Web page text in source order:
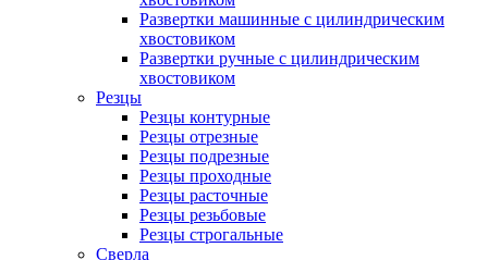
Развертки машинные с цилиндрическим
хвостовиком
Развертки ручные с цилиндрическим
хвостовиком
Резцы
Резцы контурные
Резцы отрезные
Резцы подрезные
Резцы проходные
Резцы расточные
Резцы резьбовые
Резцы строгальные
Сверла